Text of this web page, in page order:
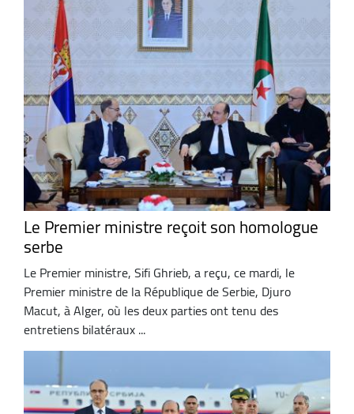
Le Premier ministre reçoit son homologue
serbe
Le Premier ministre, Sifi Ghrieb, a reçu, ce mardi, le
Premier ministre de la République de Serbie, Djuro
Macut, à Alger, où les deux parties ont tenu des
entretiens bilatéraux ...